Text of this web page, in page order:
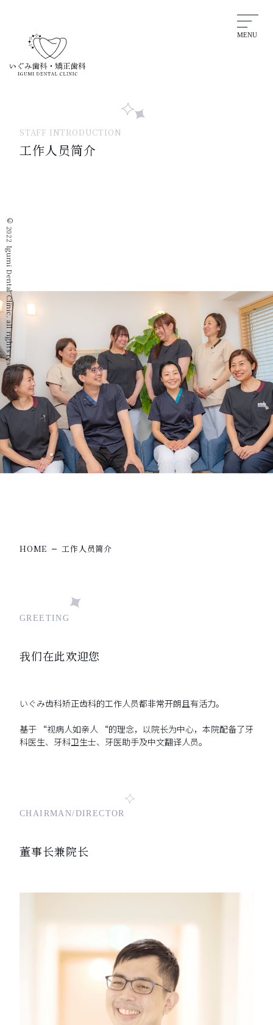
MENU
STAFF INTRODUCTION
工作人员简介
© 2022 Igumi Dental Clinic. all rights reserved.
HOME 工作人员简介
GREETING
我们在此欢迎您
いぐみ齿科矫正齿科的工作人员都非常开朗且有活力。
基于 “视病人如亲人 “的理念，以院长为中心，本院配备了牙
科医生、牙科卫生士、牙医助手及中文翻译人员。
CHAIRMAN/DIRECTOR
董事长兼院长